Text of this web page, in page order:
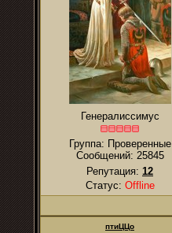
Генералиссимус
Группа: Проверенные
Сообщений: 25845
Репутация: 12
Статус: Offline
птиЦЦо